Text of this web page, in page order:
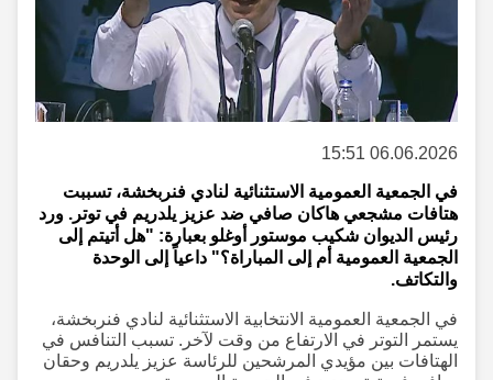
06.06.2026 15:51
في الجمعية العمومية الاستثنائية لنادي فنربخشة، تسببت
هتافات مشجعي هاكان صافي ضد عزيز يلدريم في توتر. ورد
رئيس الديوان شكيب موستور أوغلو بعبارة: "هل أتيتم إلى
الجمعية العمومية أم إلى المباراة؟" داعياً إلى الوحدة
والتكاتف.
في الجمعية العمومية الانتخابية الاستثنائية لنادي فنربخشة،
يستمر التوتر في الارتفاع من وقت لآخر. تسبب التنافس في
الهتافات بين مؤيدي المرشحين للرئاسة عزيز يلدريم وحقان